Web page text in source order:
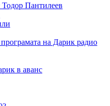
Пантилеев
на Дарик радио
в аванс